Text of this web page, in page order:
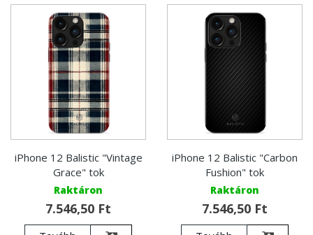
iPhone 12 Balistic "Vintage
Grace" tok
Raktáron
7.546,50 Ft
iPhone 12 Balistic "Carbon
Fushion" tok
Raktáron
7.546,50 Ft